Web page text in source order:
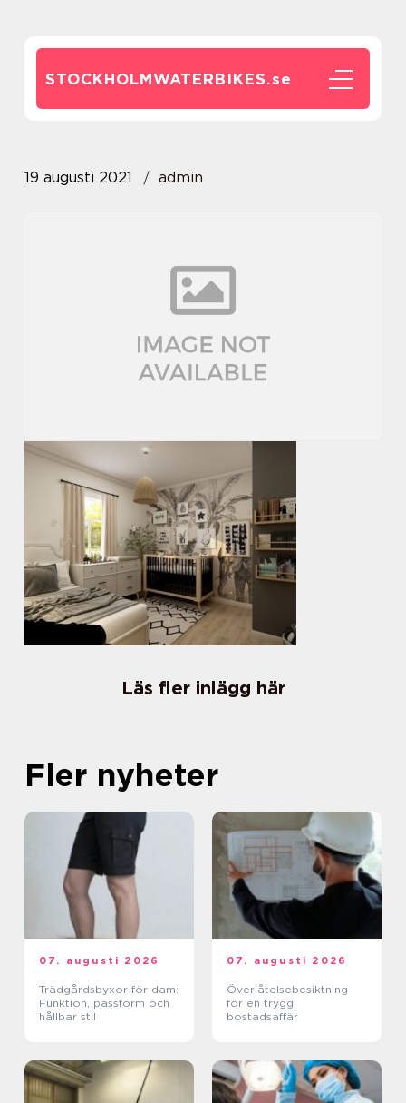
STOCKHOLMWATERBIKES.se
19 augusti 2021 admin
Läs fler inlägg här
Fler nyheter
07. augusti 2026
Trädgårdsbyxor för dam:
Funktion, passform och
hållbar stil
07. augusti 2026
Överlåtelsebesiktning
för en trygg
bostadsaffär